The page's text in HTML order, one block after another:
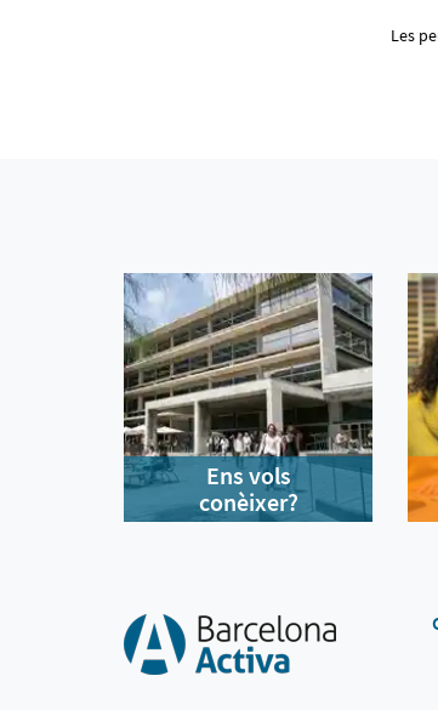
Les
Ens vols
conèixer?